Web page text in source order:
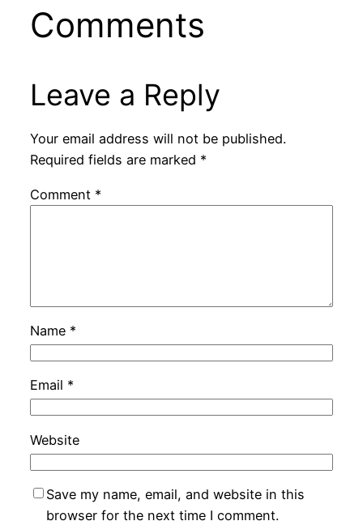
Comments
Leave a Reply
Your email address will not be published.
Required fields are marked *
Comment *
Name *
Email *
Website
Save my name, email, and website in this
browser for the next time I comment.